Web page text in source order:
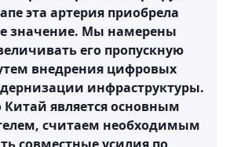
эта артерия приобрела
значение. Мы намерены
его пропускную
внедрения цифровых
инфраструктуры.
является основным
считаем необходимым